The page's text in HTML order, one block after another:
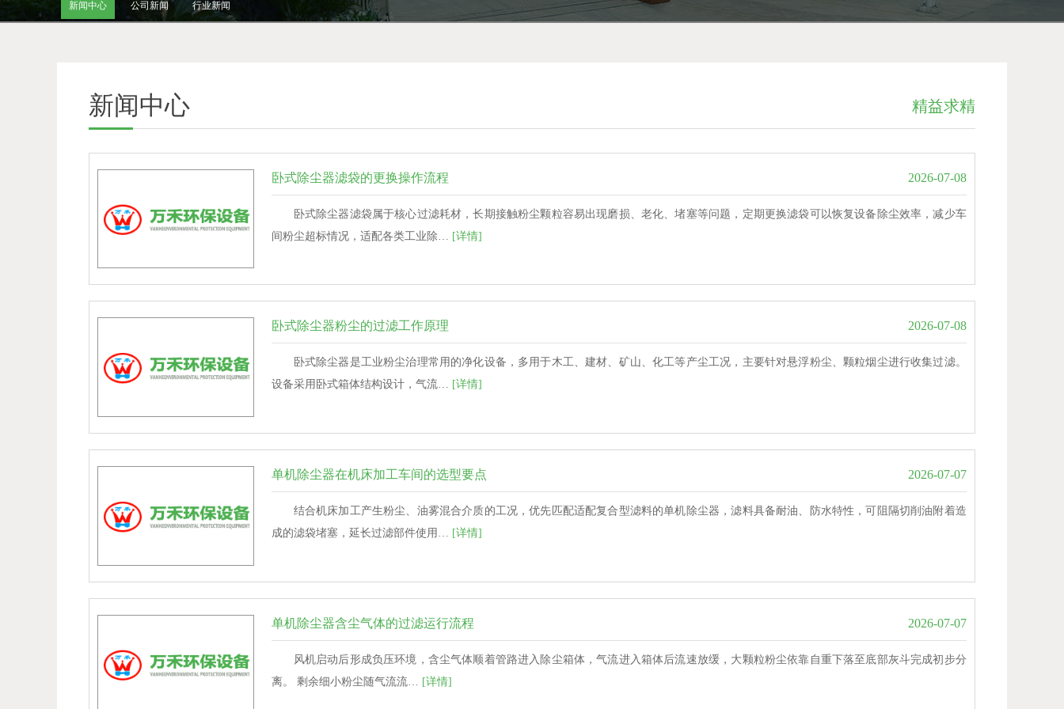
新闻中心 公司新闻 行业新闻
新闻中心 精益求精
卧式除尘器滤袋的更换操作流程 2026-07-08
卧式除尘器滤袋属于核心过滤耗材，长期接触粉尘颗粒容易出现磨损、老化、堵塞等问题，定期更换滤袋可以恢复设备除尘效率，减少车
间粉尘超标情况，适配各类工业除…
[详情]
卧式除尘器粉尘的过滤工作原理 2026-07-08
卧式除尘器是工业粉尘治理常用的净化设备，多用于木工、建材、矿山、化工等产尘工况，主要针对悬浮粉尘、颗粒烟尘进行收集过滤。
设备采用卧式箱体结构设计，气流… [详情]
单机除尘器在机床加工车间的选型要点 2026-07-07
结合机床加工产生粉尘、油雾混合介质的工况，优先匹配适配复合型滤料的单机除尘器，滤料具备耐油、防水特性，可阻隔切削油附着造
成的滤袋堵塞，延长过滤部件使用… [详情]
单机除尘器含尘气体的过滤运行流程 2026-07-07
风机启动后形成负压环境，含尘气体顺着管路进入除尘箱体，气流进入箱体后流速放缓，大颗粒粉尘依靠自重下落至底部灰斗完成初步分
离。 剩余细小粉尘随气流流… [详情]